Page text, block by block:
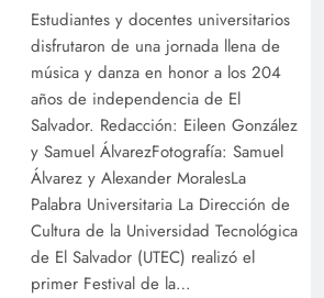
Estudiantes y docentes universitarios
disfrutaron de una jornada llena de
música y danza en honor a los 204
años de independencia de El
Salvador. Redacción: Eileen González
y Samuel ÁlvarezFotografía: Samuel
Álvarez y Alexander MoralesLa
Palabra Universitaria La Dirección de
Cultura de la Universidad Tecnológica
de El Salvador (UTEC) realizó el
primer Festival de la…